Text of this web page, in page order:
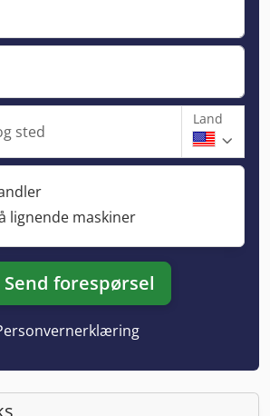
sted
Land
lignende maskiner
Send forespørsel